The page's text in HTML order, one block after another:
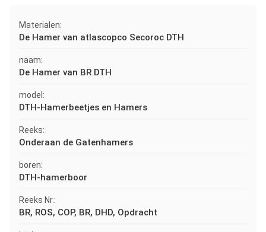
Materialen:
De Hamer van atlascopco Secoroc DTH
naam:
De Hamer van BR DTH
model:
DTH-Hamerbeetjes en Hamers
Reeks:
Onderaan de Gatenhamers
boren:
DTH-hamerboor
Reeks Nr.:
BR, ROS, COP, BR, DHD, Opdracht